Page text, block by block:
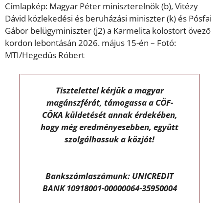
Címlapkép: Magyar Péter miniszterelnök (b), Vitézy
Dávid közlekedési és beruházási miniszter (k) és Pósfai
Gábor belügyminiszter (j2) a Karmelita kolostort övezõ
kordon lebontásán 2026. május 15-én – Fotó:
MTI/Hegedüs Róbert
Tisztelettel kérjük a magyar
magánszférát, támogassa a CÖF-
CÖKA küldetését annak érdekében,
hogy még eredményesebben, együtt
szolgálhassuk a közjót!
Bankszámlaszámunk: UNICREDIT
BANK 10918001-00000064-35950004